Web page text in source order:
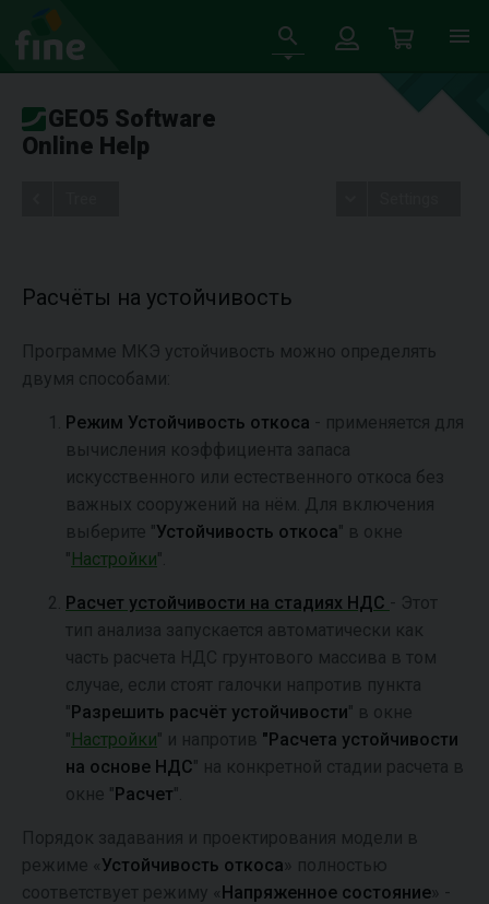
GEO5 Software
Online Help
Расчёты на устойчивость
Программе МКЭ устойчивость можно определять
двумя способами:
Режим Устойчивость откоса - применяется для
вычисления коэффициента запаса
искусственного или естественного откоса без
важных сооружений на нём. Для включения
выберите "Устойчивость откоса" в окне
"Настройки".
Расчет устойчивости на стадиях НДС - Этот
тип анализа запускается автоматически как
часть расчета НДС грунтового массива в том
случае, если стоят галочки напротив пункта
"Разрешить расчёт устойчивости" в окне
"Настройки" и напротив "Расчета устойчивости
на основе НДС" на конкретной стадии расчета в
окне "Расчет".
Порядок задавания и проектирования модели в
режиме « Устойчивость откоса » полностью
соответствует режиму « Напряженное состояние » -